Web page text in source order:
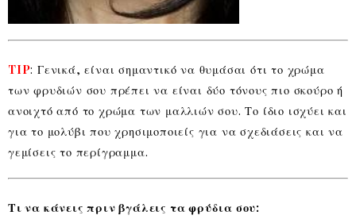
TIP: Γενικά, είναι σημαντικό να θυμάσαι ότι το χρώμα
των φρυδιών σου πρέπει να είναι δύο τόνους πιο σκούρο ή
ανοιχτό από το χρώμα των μαλλιών σου. Το ίδιο ισχύει και
για το μολύβι που χρησιμοποιείς για να σχεδιάσεις και να
γεμίσεις το περίγραμμα.
Τι να κάνεις πριν βγάλεις τα φρύδια σου: